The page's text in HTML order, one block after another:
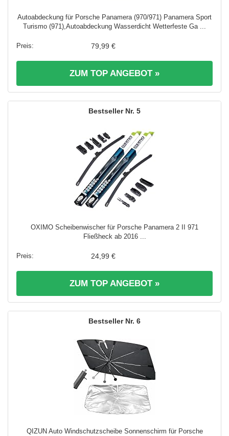
Autoabdeckung für Porsche Panamera (970/971) Panamera Sport
Turismo (971),Autoabdeckung Wasserdicht Wetterfeste Ga ...
79,99 €
ZUM TOP ANGEBOT »
5
OXIMO Scheibenwischer für Porsche Panamera 2 II 971
Fließheck ab 2016 ...
24,99 €
ZUM TOP ANGEBOT »
6
QIZUN Auto Windschutzscheibe Sonnenschirm für Porsche